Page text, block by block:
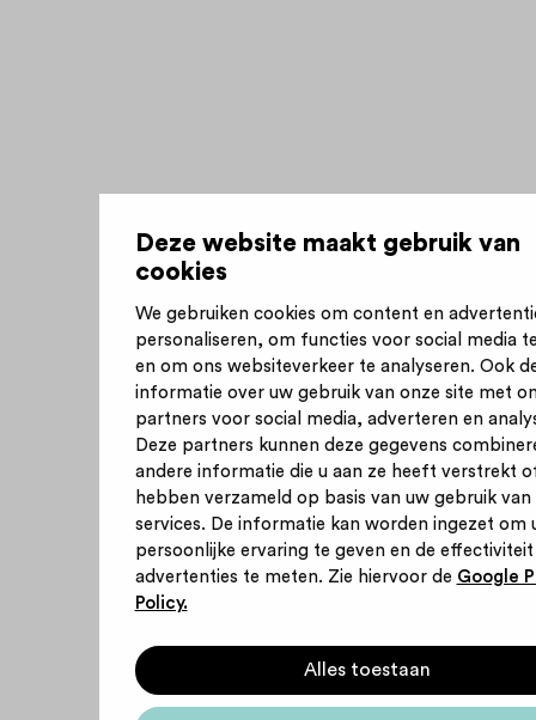
Deze website maakt gebruik van
cookies
We gebruiken cookies om content en
personaliseren, om functies voor social media
en om ons websiteverkeer te analyseren. Ook
informatie over uw gebruik van onze site met
partners voor social media, adverteren en
Deze partners kunnen deze gegevens
andere informatie die u aan ze heeft verstrekt
hebben verzameld op basis van uw gebruik van
services. De informatie kan worden ingezet om
persoonlijke ervaring te geven en de effectiviteit
advertenties te meten. Zie hiervoor de Google
Policy.
Alles toestaan